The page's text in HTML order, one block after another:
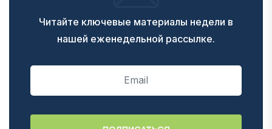
Читайте ключевые материалы недели в
нашей еженедельной рассылке.